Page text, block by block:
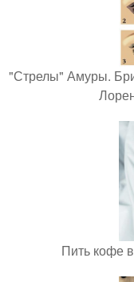
"Стрелы" Амуры.
Пить кофе